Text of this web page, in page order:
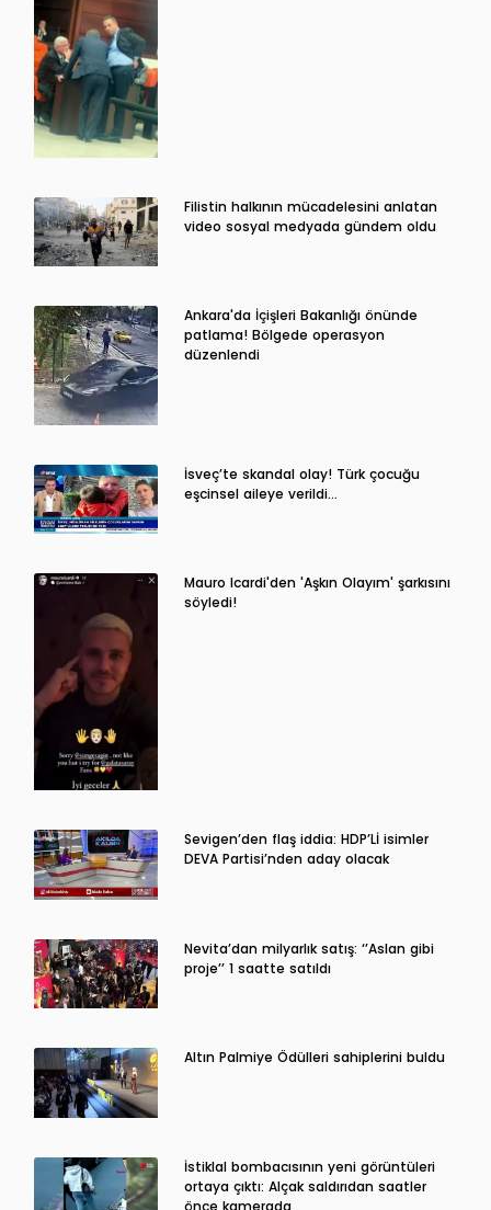
Filistin halkının mücadelesini anlatan
video sosyal medyada gündem oldu
Ankara'da İçişleri Bakanlığı önünde
patlama! Bölgede operasyon
düzenlendi
İsveç’te skandal olay! Türk çocuğu
eşcinsel aileye verildi…
Mauro Icardi'den 'Aşkın Olayım' şarkısını
söyledi!
Sevigen’den flaş iddia: HDP’Lİ isimler
DEVA Partisi’nden aday olacak
Nevita’dan milyarlık satış: ‘’Aslan gibi
proje’’ 1 saatte satıldı
Altın Palmiye Ödülleri sahiplerini buldu
İstiklal bombacısının yeni görüntüleri
ortaya çıktı: Alçak saldırıdan saatler
önce kamerada